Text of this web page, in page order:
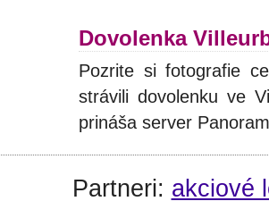
Dovolenka
Pozrite si fotografie
strávili dovolenku ve
prináša server
Partneri: akciové